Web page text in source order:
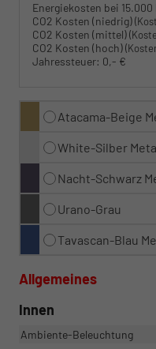
Energiekosten bei
CO2 Kosten (niedrig)
CO2 Kosten (mittel)
CO2 Kosten (hoch)
Jahressteuer: 0,- €
Atacama-Beige
White-Silber
Nacht-Schwarz
Urano-Grau
Tavascan-Blau
Allgemeines
Innen
Ambiente-Beleuchtung